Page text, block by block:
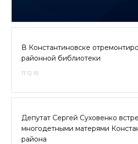
В Константиновске
районной библиотеки
11.12.19
Депутат Сергей Суховенко
многодетными матерями
района